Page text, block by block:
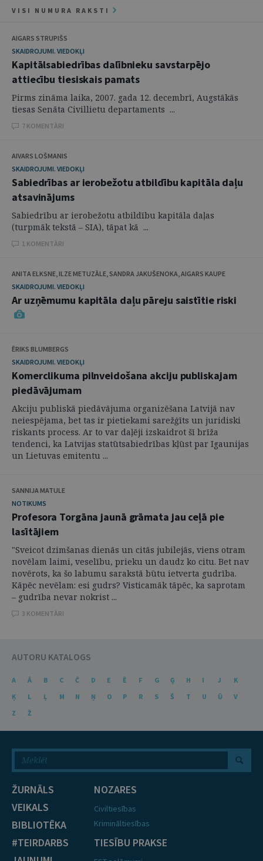
VISI NUMURA RAKSTI
AIGARS STRUPIŠS
SKAIDROJUMI. VIEDOKĻI
Kapitālsabiedrības dalībnieku savstarpējo
attiecību tiesiskais pamats
Pirms zināma laika, 2007. gada 12. decembrī, Augstākās
tiesas Senāta Civillietu departaments ...
7 KOMENTĀRI
AIVARS LOŠMANIS
SKAIDROJUMI. VIEDOKĻI
Sabiedrības ar ierobežotu atbildību kapitāla daļu
atsavinājums
Sabiedrību ar ierobežotu atbildību kapitāla daļas
(turpmāk tekstā – SIA), tāpat kā ...
1 KOMENTĀRI
ANITA ELKSNE, ILZE METUZĀLE, SANDRA JAKUŠENOKA, AIGARS KAUPE
SKAIDROJUMI. VIEDOKĻI
Ar uzņēmumu kapitāla daļu pāreju saistītie riski
ĒRIKS BLUMBERGS
SKAIDROJUMI. VIEDOKĻI
Komerclikuma pilnveidošana akciju publiskajam
piedāvājumam
Akciju publiskā piedāvājuma organizēšana Latvijā nav
neiespējama, bet tas ir pietiekami sarežģīts un juridiski
riskants process. Ar to var daļēji izskaidrot šī brīža
tendenci, ka Latvijas statūtsabiedrības kļūst par Igaunijas
un Lietuvas emitentu ...
SANNIJA MATULE
NOTIKUMS
Profesora Torgāna jaunā grāmata jau ceļā pie
lasītājiem
"Sveicot dzimšanas dienās un citās jubilejās, viens otram
novēlam laimi, veselību, prieku un daudz ko citu. Bet nav
novērots, ka šo labumu sarakstā būtu ietverta gudrība.
Kāpēc nevēlam: esi gudrs? Visticamāk tāpēc, ka saprotam
– gudrība nevar nokrist ...
3 KOMENTĀRI
AUTORU KATALOGS
A Ā B C Č D E Ē F G Ģ H I J
K
Ķ
L Ļ M N Ņ O P R S Š T U Ū
V
Z
Ž
ŽURNĀLS
VEIKALS
BIBLIOTĒKA
#TEIRDARBS
NOZARES
Civiltiesības
Krimināltiesības
TIESĪBU PRAKSE